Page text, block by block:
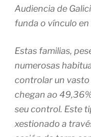
Audiencia de
funda o vínculo en
Estas familias,
numerosas
controlar un vasto
chegan ao
seu control. Este
xestionado a